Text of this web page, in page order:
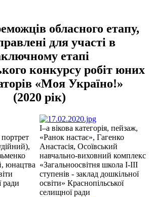
обласного етапу,
для участі в
етапі
конкурсу робіт юних
«Моя Україно!»
(2020 рік)
портрет
юнацтва
ради
І–а вікова категорія, пейзаж,
«Ранок настає», Гагенко
Анастасія, Осоївський
навчально-виховний комплекс
«Загальноосвітня школа І-ІІІ
ступенів - заклад дошкільної
освіти» Краснопільської
селищної ради